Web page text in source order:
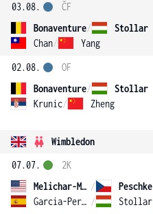
03.08.
Bonaventure/
Stollar
Chan/ Yang
ČF
02.08.
Bonaventure/
Stollar
Krunic/ Zheng
OF
Wimbledon
07.07.
Melichar-Martinez /
Peschke
Garcia-Perez / Stollar
2K